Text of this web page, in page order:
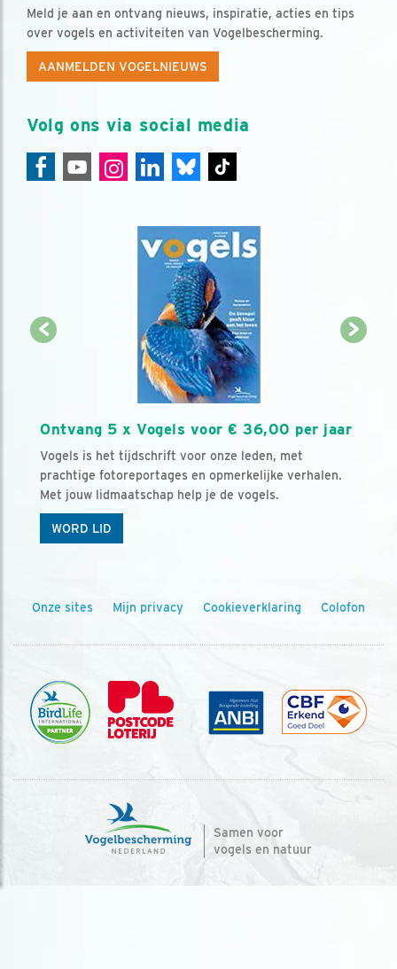
Meld je aan en ontvang nieuws, inspiratie, acties en tips
over vogels en activiteiten van Vogelbescherming.
AANMELDEN VOGELNIEUWS
Volg ons via social media
Ontvang 5 x Vogels voor € 36,00 per jaar
Vogels is het tijdschrift voor onze leden, met
prachtige fotoreportages en opmerkelijke verhalen.
Met jouw lidmaatschap help je de vogels.
WORD LID
Onze sites Mijn privacy Cookieverklaring Colofon
Samen voor
vogels en natuur